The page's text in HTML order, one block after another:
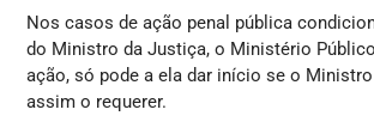
Nos casos de ação penal pública
do Ministro da Justiça, o Ministério
ação, só pode a ela dar início se o
assim o requerer.